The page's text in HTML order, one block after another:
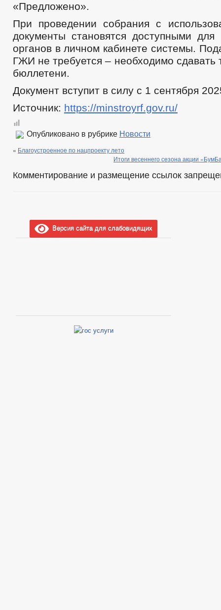
«Предложено».
При проведении собрания с
документы становятся доступными для
органов в личном кабинете системы.
ГЖИ не требуется – необходимо сдавать
бюллетени.
Документ вступит в силу с 1 сентября
Источник: https://minstroyrf.gov.ru/
Опубликовано в рубрике Новости
« Благоустроенное по нацпроекту лето
Итоги весеннего сезона акции
Комментирование и размещение ссылок
Версия сайта для слабовидящих